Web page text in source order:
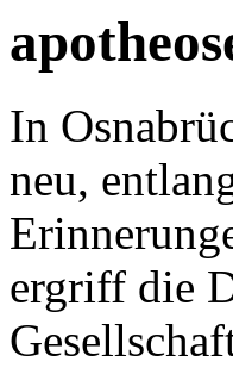
In
neu,
ergriff die